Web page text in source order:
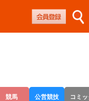
競馬 公営競技 コミ